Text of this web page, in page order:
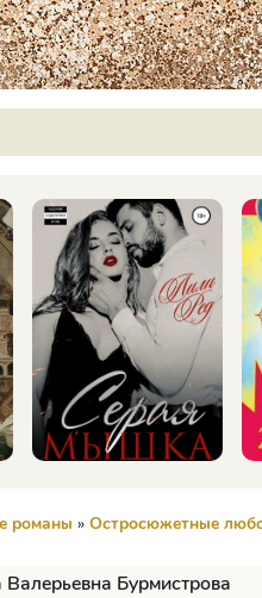
романы » Остросюжетные
Бурмистрова